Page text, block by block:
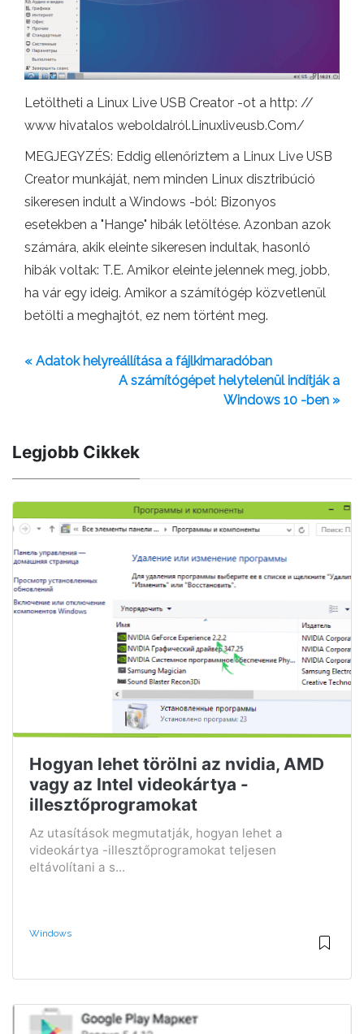
Letöltheti a Linux Live USB Creator -ot a http: //
www hivatalos weboldalról.Linuxliveusb.Com/
MEGJEGYZÉS: Eddig ellenőriztem a Linux Live USB
Creator munkáját, nem minden Linux disztribúció
sikeresen indult a Windows -ból: Bizonyos
esetekben a "Hange" hibák letöltése. Azonban azok
számára, akik eleinte sikeresen indultak, hasonló
hibák voltak: T.E. Amikor eleinte jelennek meg, jobb,
ha vár egy ideig. Amikor a számítógép közvetlenül
betölti a meghajtót, ez nem történt meg.
« Adatok helyreállítása a fájlkimaradóban
A számítógépet helytelenül indítják a
Windows 10 -ben »
Legjobb Cikkek
Hogyan lehet törölni az nvidia, AMD
vagy az Intel videokártya -
illesztőprogramokat
Az utasítások megmutatják, hogyan lehet a
videokártya -illesztőprogramokat teljesen
eltávolítani a s...
Windows